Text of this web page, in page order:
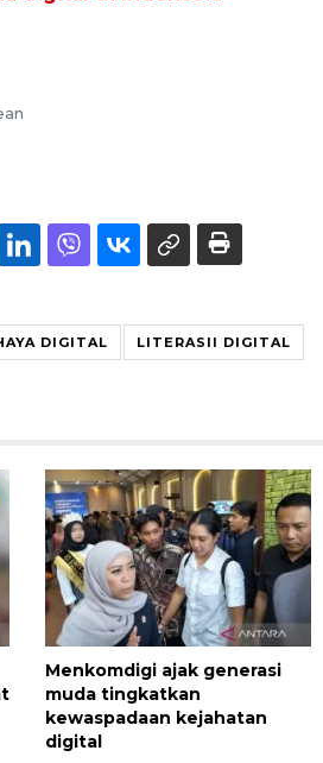
DIGITAL LITERASII DIGITAL
Menkomdigi ajak generasi
muda tingkatkan
kewaspadaan kejahatan
digital